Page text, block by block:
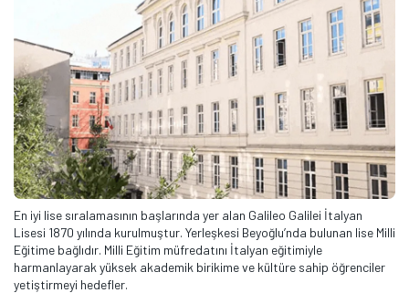
En iyi lise sıralamasının başlarında yer alan Galileo Galilei İtalyan
Lisesi 1870 yılında kurulmuştur. Yerleşkesi Beyoğlu’nda bulunan lise Milli
Eğitime bağlıdır. Milli Eğitim müfredatını İtalyan eğitimiyle
harmanlayarak yüksek akademik birikime ve kültüre sahip öğrenciler
yetiştirmeyi hedefler.